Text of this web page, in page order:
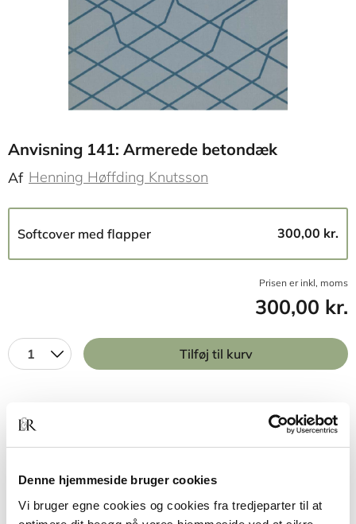
Denne hjemmeside bruger cookies
Vi bruger egne cookies og cookies fra tredjeparter til at
Anvisning 141: Armerede betondæk
Af Henning Høffding Knutsson
Softcover med flapper 300,00 kr.
Prisen er inkl, moms
300,00 kr.
1 Tilføj til kurv
BESKRIVELSE
Anvisning 141 er udarbejdet som et hjælpemiddel
til projekterende, der skal dimensionere armerede
betonplader støbt på stedet. Den beskriver